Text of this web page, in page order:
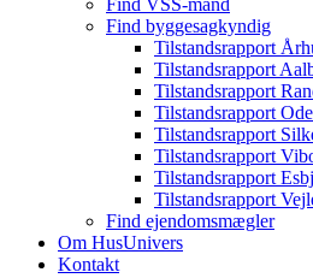
Find byggesagkyndig
Tilstandsrapport
Tilstandsrapport
Tilstandsrapport
Tilstandsrapport
Tilstandsrapport
Tilstandsrapport
Tilstandsrapport
Tilstandsrapport
Find ejendomsmægler
Om HusUnivers
Kontakt